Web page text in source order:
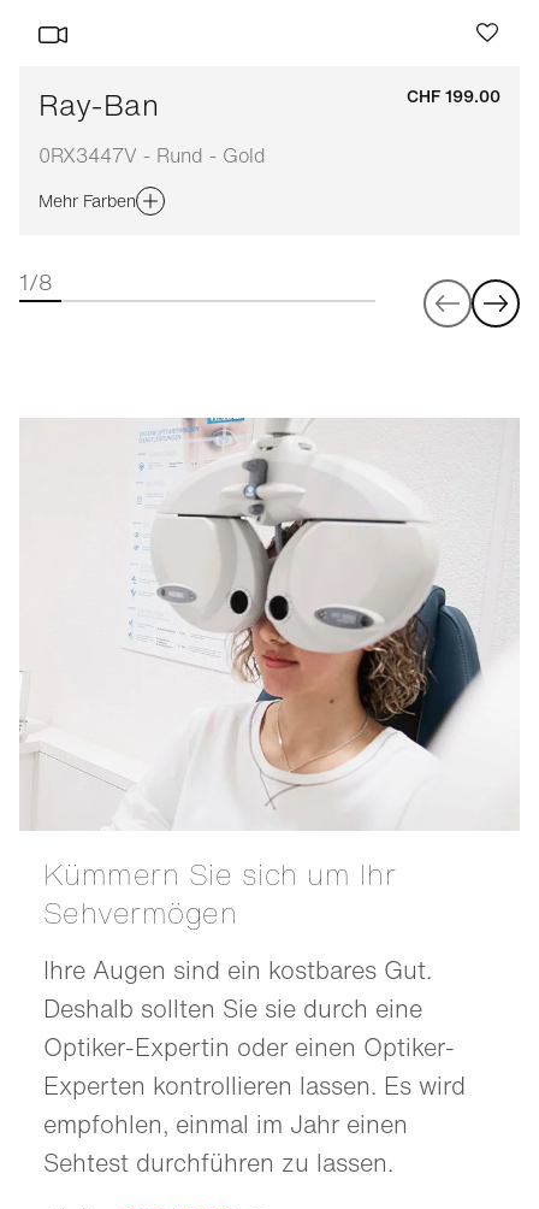
Ray-Ban
0RX3447V - Rund - Gold
CHF 199.00
Mehr Farben
1/8
Kümmern Sie sich um Ihr
Sehvermögen
Ihre Augen sind ein kostbares Gut.
Deshalb sollten Sie sie durch eine
Optiker-Expertin oder einen Optiker-
Experten kontrollieren lassen. Es wird
empfohlen, einmal im Jahr einen
Sehtest durchführen zu lassen.